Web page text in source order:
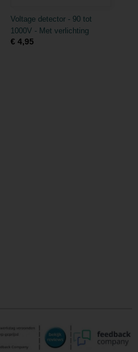
Voltage detector - 90 tot
1000V - Met verlichting
€ 4,95